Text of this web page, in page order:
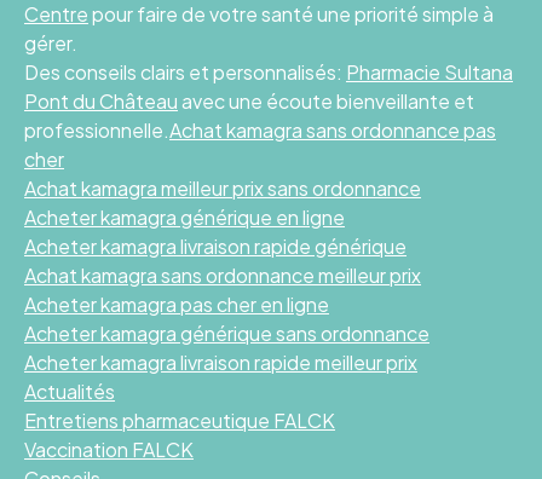
Centrepour faire de votre santé une priorité simple à
gérer.
Des conseils clairs et personnalisés: Pharmacie Sultana
Pont du Châteauavec une écoute bienveillante et
professionnelle.Achat kamagra sans ordonnance pas
cher
Achat kamagra meilleur prix sans ordonnance
Acheter kamagra générique en ligne
Acheter kamagra livraison rapide générique
Achat kamagra sans ordonnance meilleur prix
Acheter kamagra pas cher en ligne
Acheter kamagra générique sans ordonnance
Acheter kamagra livraison rapide meilleur prix
Actualités
Entretiens pharmaceutique FALCK
Vaccination FALCK